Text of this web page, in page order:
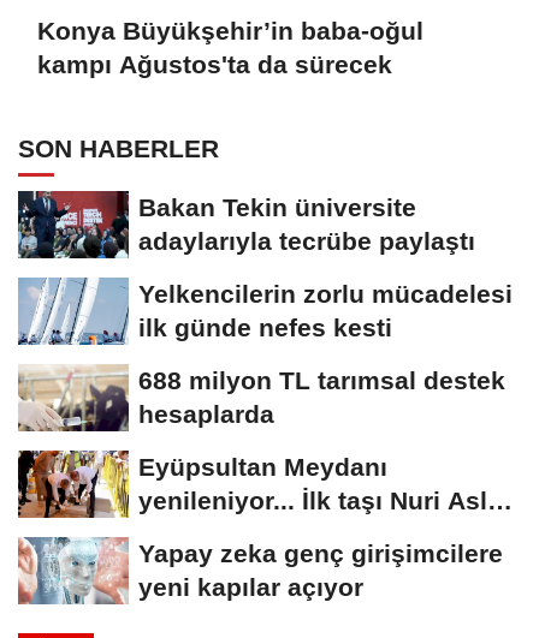
Konya Büyükşehir’in baba-oğul
kampı Ağustos'ta da sürecek
SON HABERLER
Bakan Tekin üniversite
adaylarıyla tecrübe paylaştı
Yelkencilerin zorlu mücadelesi
ilk günde nefes kesti
688 milyon TL tarımsal destek
hesaplarda
Eyüpsultan Meydanı
yenileniyor... İlk taşı Nuri Aslan
Yapay zeka genç girişimcilere
yeni kapılar açıyor